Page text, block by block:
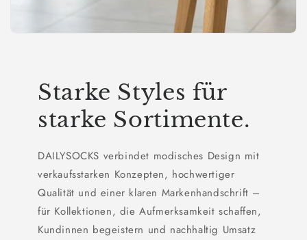
Starke Styles für
starke Sortimente.
DAILYSOCKS verbindet modisches Design mit
verkaufsstarken Konzepten, hochwertiger
Qualität und einer klaren Markenhandschrift –
für Kollektionen, die Aufmerksamkeit schaffen,
Kundinnen begeistern und nachhaltig Umsatz